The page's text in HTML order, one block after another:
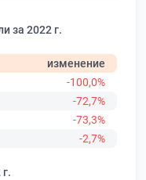
за 2022 г.
изменение
-100,0%
-72,7%
-73,3%
-2,7%